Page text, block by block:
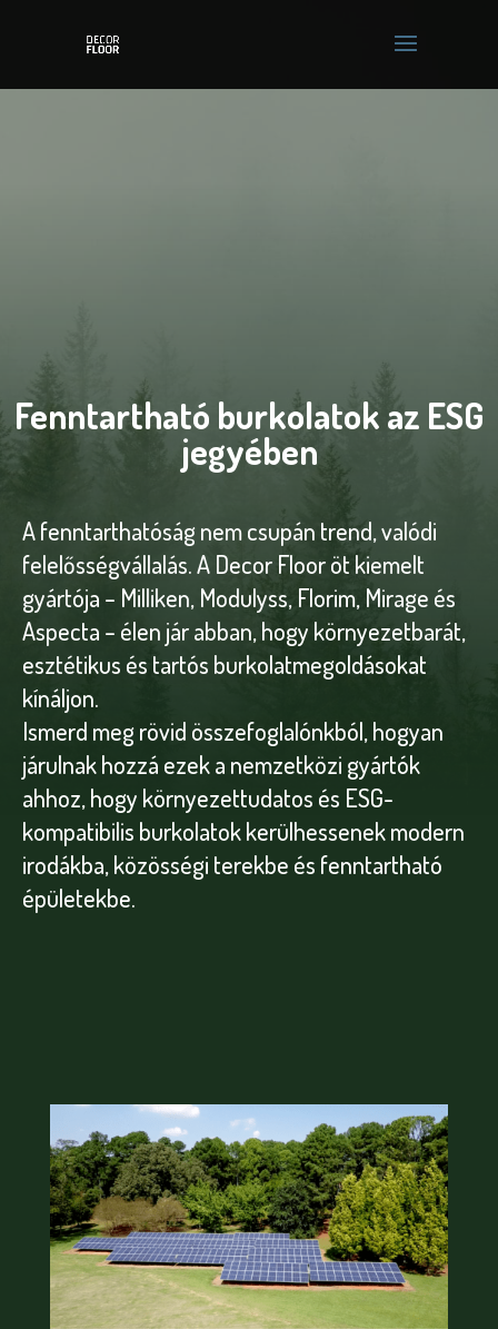
Fenntartható burkolatok az ESG
jegyében
A fenntarthatóság nem csupán trend, valódi
felelősségvállalás. A Decor Floor öt kiemelt
gyártója – Milliken, Modulyss, Florim, Mirage és
Aspecta – élen jár abban, hogy környezetbarát,
esztétikus és tartós burkolatmegoldásokat
kínáljon.
Ismerd meg rövid összefoglalónkból, hogyan
járulnak hozzá ezek a nemzetközi gyártók
ahhoz, hogy környezettudatos és ESG-
kompatibilis burkolatok kerülhessenek modern
irodákba, közösségi terekbe és fenntartható
épületekbe.